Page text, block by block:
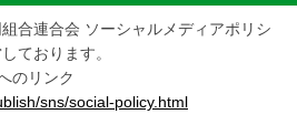
合連合会 ソーシャルメディアポリシ
ております。
のリンク
sns/social-policy.html